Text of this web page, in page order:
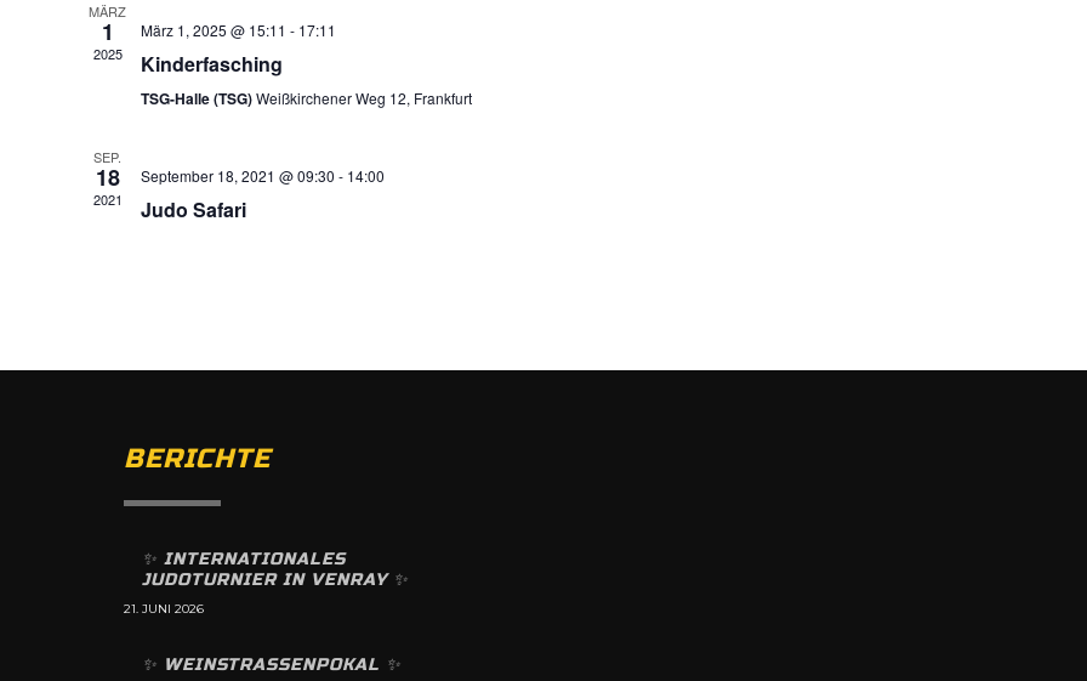
MÄRZ
1
2025
März 1, 2025 @ 15:11 - 17:11
Kinderfasching
TSG-Halle (TSG)Weißkirchener Weg 12, Frankfurt
SEP.
18
2021
September 18, 2021 @ 09:30 - 14:00
Judo Safari
BERICHTE
✨️ INTERNATIONALES
JUDOTURNIER IN VENRAY ✨️
21. JUNI 2026
✨️ WEINSTRASSENPOKAL ✨️